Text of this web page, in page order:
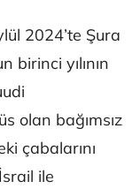
2024’te Şura
birinci yılının
olan bağımsız
çabalarını
ile